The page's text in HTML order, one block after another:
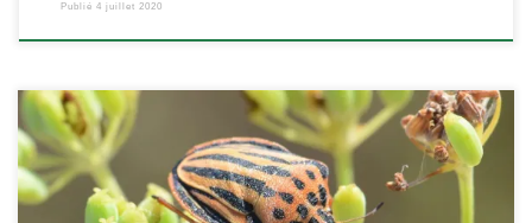
Publié 4 juillet 2020
Il ressemble beaucoup au graphosome italien avec lequel il co-
habite parfois. C’est aussi une espèce très inféodée aux ombelles
d’Apiacées et qui signale sa toxicité par une coloration